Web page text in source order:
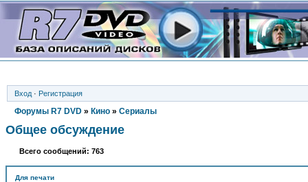
Вход · Регистрация
Форумы R7 DVD » Кино » Сериалы
Общее обсуждение
Всего сообщений: 763
Для печати